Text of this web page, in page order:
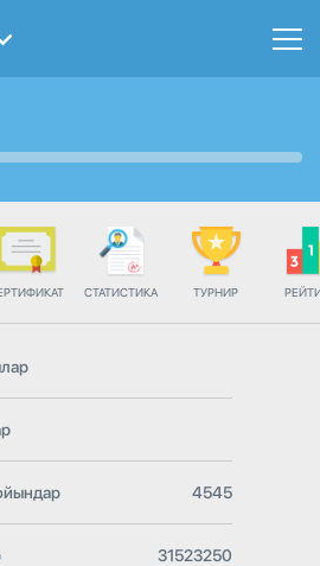
СТАТИСТИКА ТУРНИР
4545
31523250